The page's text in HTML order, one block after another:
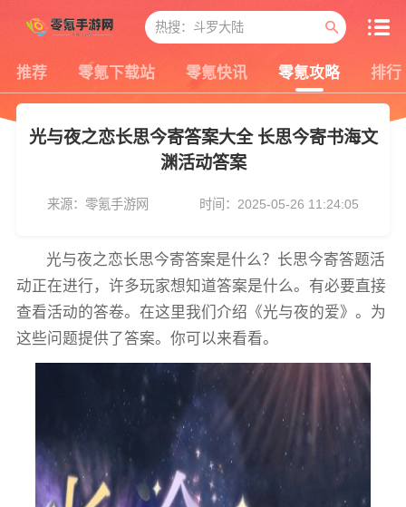
推荐 零氪下载站 零氪快讯 零氪攻略 排行
光与夜之恋长思今寄答案大全 长思今寄书海文
渊活动答案
来源：零氪手游网 时间：2025-05-26 11:24:05
光与夜之恋长思今寄答案是什么？长思今寄答题活
动正在进行，许多玩家想知道答案是什么。有必要直接
查看活动的答卷。在这里我们介绍《光与夜的爱》。为
这些问题提供了答案。你可以来看看。